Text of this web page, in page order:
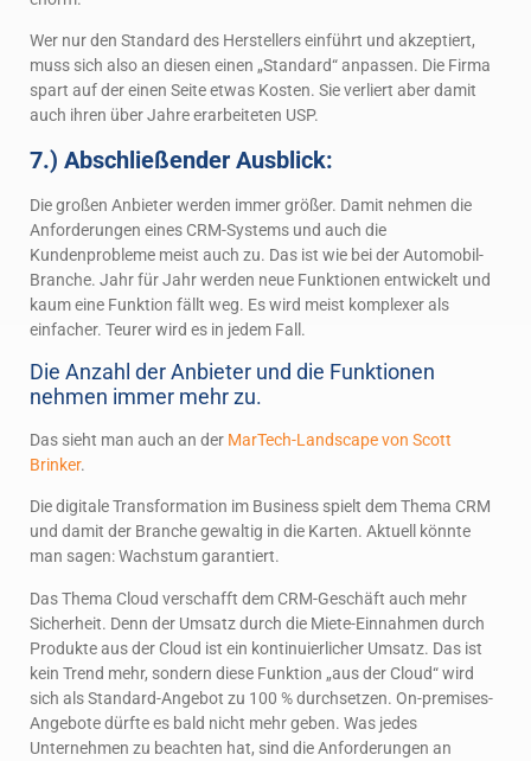
Wer nur den Standard des Herstellers einführt und akzeptiert,
muss sich also an diesen einen „Standard“ anpassen. Die Firma
spart auf der einen Seite etwas Kosten. Sie verliert aber damit
auch ihren über Jahre erarbeiteten USP.
7.) Abschließender Ausblick:
Die großen Anbieter werden immer größer. Damit nehmen die
Anforderungen eines CRM-Systems und auch die
Kundenprobleme meist auch zu. Das ist wie bei der Automobil-
Branche. Jahr für Jahr werden neue Funktionen entwickelt und
kaum eine Funktion fällt weg. Es wird meist komplexer als
einfacher. Teurer wird es in jedem Fall.
Die Anzahl der Anbieter und die Funktionen
nehmen immer mehr zu.
Das sieht man auch an der MarTech-Landscape von Scott
Brinker.
Die digitale Transformation im Business spielt dem Thema CRM
und damit der Branche gewaltig in die Karten. Aktuell könnte
man sagen: Wachstum garantiert.
Das Thema Cloud verschafft dem CRM-Geschäft auch mehr
Sicherheit. Denn der Umsatz durch die Miete-Einnahmen durch
Produkte aus der Cloud ist ein kontinuierlicher Umsatz. Das ist
kein Trend mehr, sondern diese Funktion „aus der Cloud“ wird
sich als Standard-Angebot zu 100 % durchsetzen. On-premises-
Angebote dürfte es bald nicht mehr geben. Was jedes
Unternehmen zu beachten hat, sind die Anforderungen an